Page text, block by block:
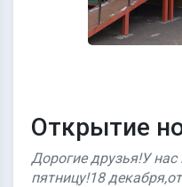
Открытие
Дорогие друзья!У нас
пятницу!18